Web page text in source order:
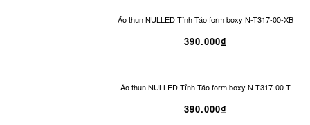
Áo thun NULLED Tỉnh Táo form boxy N-T317-00-XB
390.000₫
Áo thun NULLED Tỉnh Táo form boxy N-T317-00-T
390.000₫